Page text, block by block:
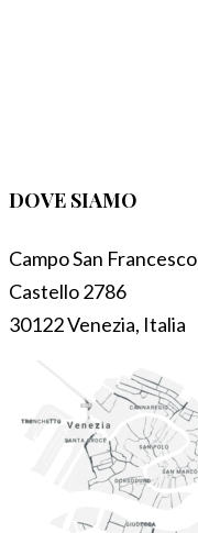
DOVE SIAMO
Campo San Francesco
Castello 2786
30122 Venezia, Italia